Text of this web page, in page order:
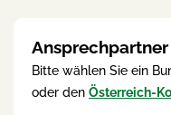
Ansprechpartner
Bitte wählen Sie ein
oder den Österreich-